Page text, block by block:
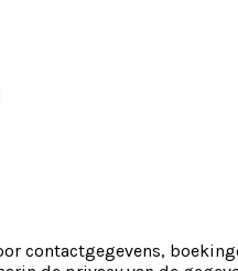
contactgegevens,